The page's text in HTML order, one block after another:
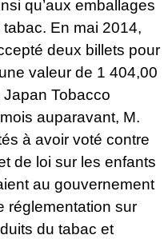
qu’aux emballages
En mai 2014,
deux billets pour
valeur de 1 404,00
Tobacco
auparavant, M.
à avoir voté contre
de loi sur les enfants
au gouvernement
réglementation sur
du tabac et